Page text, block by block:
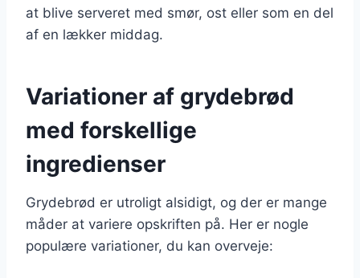
at blive serveret med smør, ost eller som en del
af en lækker middag.
Variationer af grydebrød
med forskellige
ingredienser
Grydebrød er utroligt alsidigt, og der er mange
måder at variere opskriften på. Her er nogle
populære variationer, du kan overveje: